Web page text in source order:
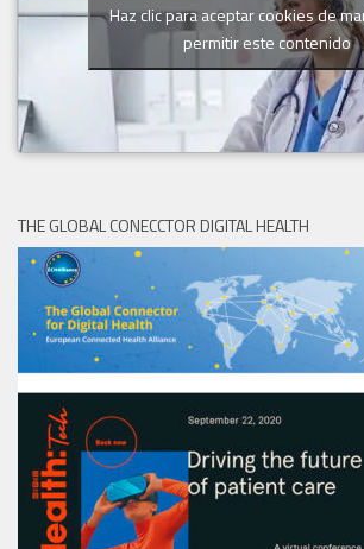
Haz clic para aceptar cookies de
permitir este contenido
THE GLOBAL CONECCTOR DIGITAL HEALTH